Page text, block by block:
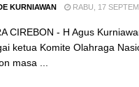
KURNIAWAN RABU, 17
CIREBON - H Agus
ketua Komite Olahraga
masa ...